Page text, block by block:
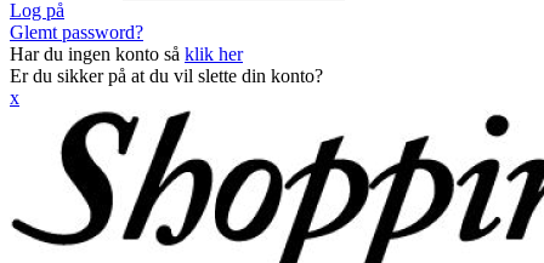
Log på
Glemt password?
Har du ingen konto så klik her
Er du sikker på at du vil slette din konto?
x